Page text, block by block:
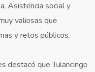
Asistencia social y
valiosas que
y retos públicos.
destacó que Tulancingo